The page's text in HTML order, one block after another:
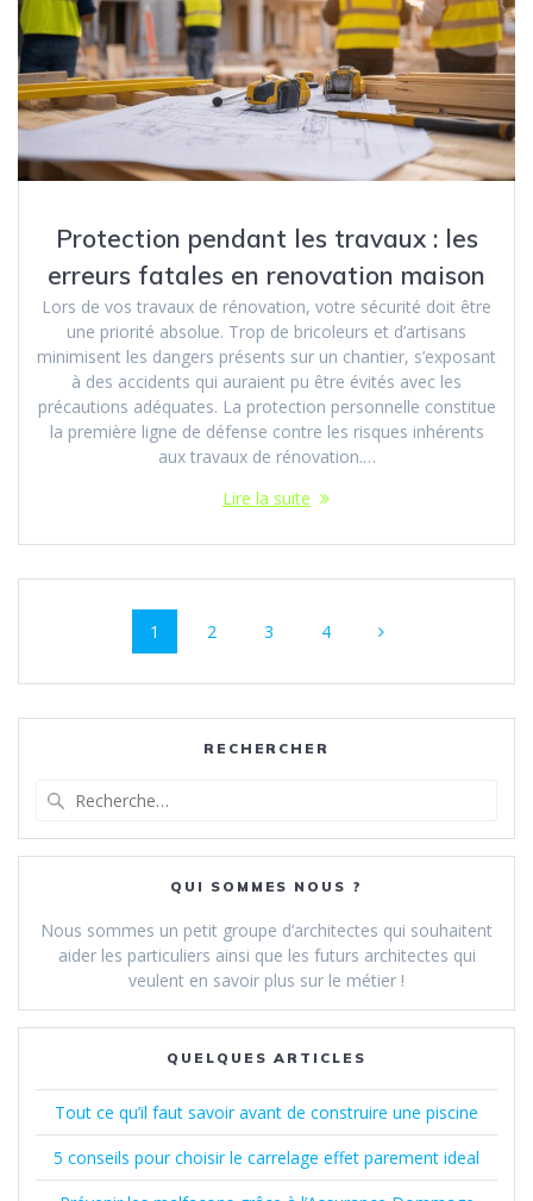
Protection pendant les travaux : les
erreurs fatales en renovation maison
Lors de vos travaux de rénovation, votre sécurité doit être
une priorité absolue. Trop de bricoleurs et d’artisans
minimisent les dangers présents sur un chantier, s’exposant
à des accidents qui auraient pu être évités avec les
précautions adéquates. La protection personnelle constitue
la première ligne de défense contre les risques inhérents
aux travaux de rénovation.…
Lire la suite
Navigation
sein
articles
Page
1 Page
2 Page
3 Page
4
RECHERCHER
:
QUI SOMMES NOUS ?
Nous sommes un petit groupe d’architectes qui souhaitent
aider les particuliers ainsi que les futurs architectes qui
veulent en savoir plus sur le métier !
QUELQUES ARTICLES
Tout ce qu’il faut savoir avant de construire une piscine
5 conseils pour choisir le carrelage effet parement ideal